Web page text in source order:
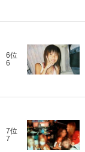
6位
6
7位
7